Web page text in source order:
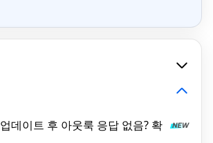
데이트 후 아웃룩 응답 없음? 확